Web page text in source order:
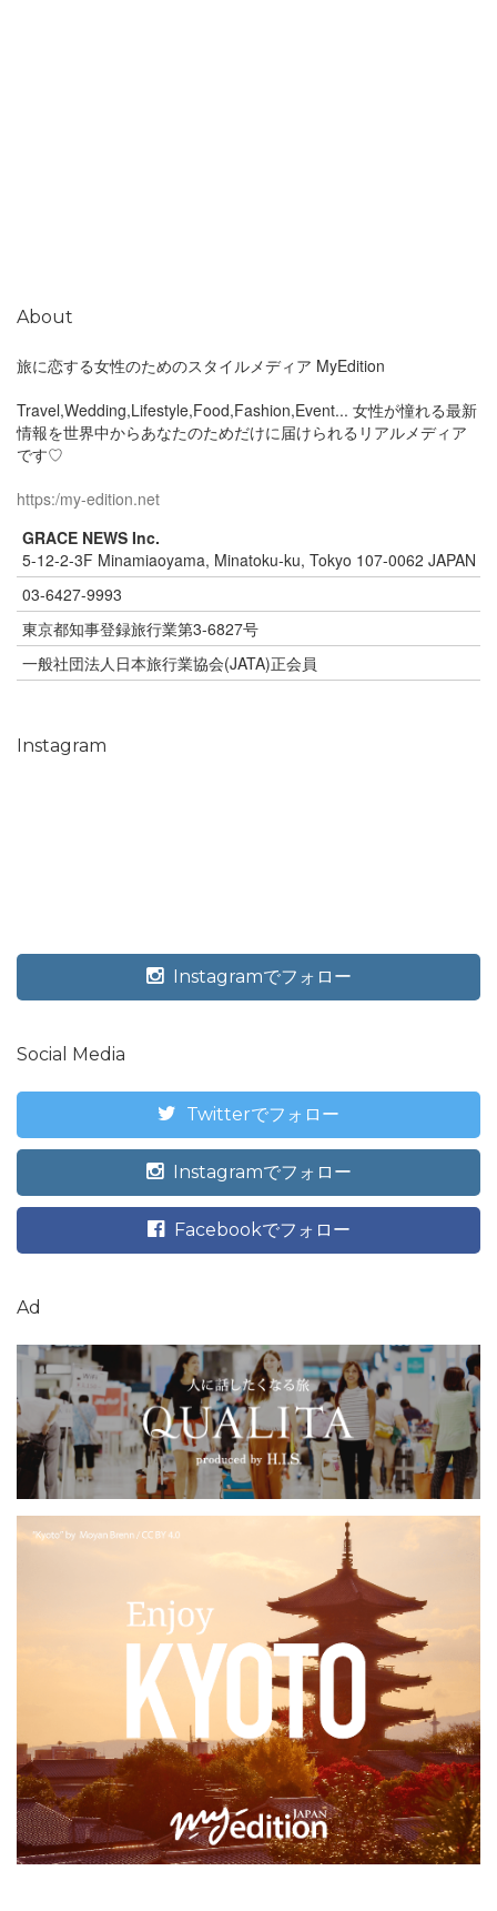
About
旅に恋する女性のためのスタイルメディア MyEdition
Travel,Wedding,Lifestyle,Food,Fashion,Event... 女性が憧れる最新
情報を世界中からあなたのためだけに届けられるリアルメディア
です♡
https:/my-edition.net
GRACE NEWS Inc.
5-12-2-3F Minamiaoyama, Minatoku-ku, Tokyo 107-0062 JAPAN
03-6427-9993
東京都知事登録旅行業第3-6827号
一般社団法人日本旅行業協会(JATA)正会員
Instagram
Instagramでフォロー
Social Media
Twitterでフォロー
Instagramでフォロー
Facebookでフォロー
Ad